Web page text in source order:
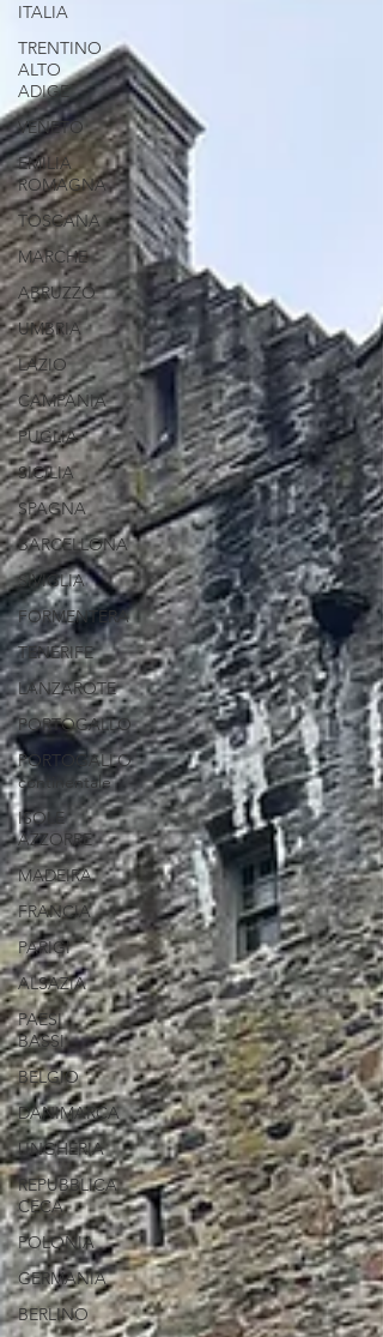
ITALIA
TRENTINO
ALTO
ADIGE
VENETO
EMILIA
ROMAGNA
TOSCANA
MARCHE
ABRUZZO
UMBRIA
LAZIO
CAMPANIA
PUGLIA
SICILIA
SPAGNA
BARCELLONA
SIVIGLIA
FORMENTERA
TENERIFE
LANZAROTE
PORTOGALLO
PORTOGALLO
continentale
ISOLE
AZZORRE
MADEIRA
FRANCIA
PARIGI
ALSAZIA
PAESI
BASSI
BELGIO
DANIMARCA
UNGHERIA
REPUBBLICA
CECA
POLONIA
GERMANIA
BERLINO